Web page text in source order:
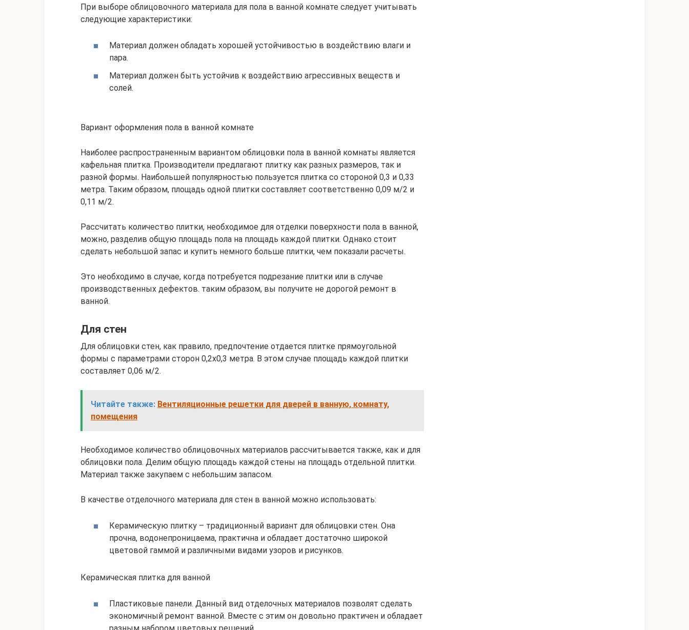
При выборе облицовочного материала для пола в ванной комнате следует учитывать
следующие характеристики:
Материал должен обладать хорошей устойчивостью в воздействию влаги и
пара.
Материал должен быть устойчив к воздействию агрессивных веществ и
солей.
Вариант оформления пола в ванной комнате
Наиболее распространенным вариантом облицовки пола в ванной комнаты является
кафельная плитка. Производители предлагают плитку как разных размеров, так и
разной формы. Наибольшей популярностью пользуется плитка со стороной 0,3 и 0,33
метра. Таким образом, площадь одной плитки составляет соответственно 0,09 м/2 и
0,11 м/2.
Рассчитать количество плитки, необходимое для отделки поверхности пола в ванной,
можно, разделив общую площадь пола на площадь каждой плитки. Однако стоит
сделать небольшой запас и купить немного больше плитки, чем показали расчеты.
Это необходимо в случае, когда потребуется подрезание плитки или в случае
производственных дефектов. таким образом, вы получите не дорогой ремонт в
ванной.
Для стен
Для облицовки стен, как правило, предпочтение отдается плитке прямоугольной
формы с параметрами сторон 0,2х0,3 метра. В этом случае площадь каждой плитки
составляет 0,06 м/2.
Читайте также: Вентиляционные решетки для дверей в ванную, комнату,
помещения
Необходимое количество облицовочных материалов рассчитывается также, как и для
облицовки пола. Делим общую площадь каждой стены на площадь отдельной плитки.
Материал также закупаем с небольшим запасом.
В качестве отделочного материала для стен в ванной можно использовать:
Керамическую плитку – традиционный вариант для облицовки стен. Она
прочна, водонепроницаема, практична и обладает достаточно широкой
цветовой гаммой и различными видами узоров и рисунков.
Керамическая плитка для ванной
Пластиковые панели. Данный вид отделочных материалов позволят сделать
экономичный ремонт ванной. Вместе с этим он довольно практичен и обладает